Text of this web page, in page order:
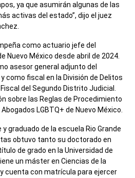
ya que asumirán algunas de las
activas del estado”, dijo el juez
como actuario jefe del
Nuevo México desde abril de 2024.
asesor general adjunto del
como fiscal en la División de Delitos
del Segundo Distrito Judicial.
sobre las Reglas de Procedimiento
LGBTQ+ de Nuevo México.
graduado de la escuela Rio Grande
obtuvo tanto su doctorado en
de grado en la Universidad de
un máster en Ciencias de la
cuenta con matrícula para ejercer